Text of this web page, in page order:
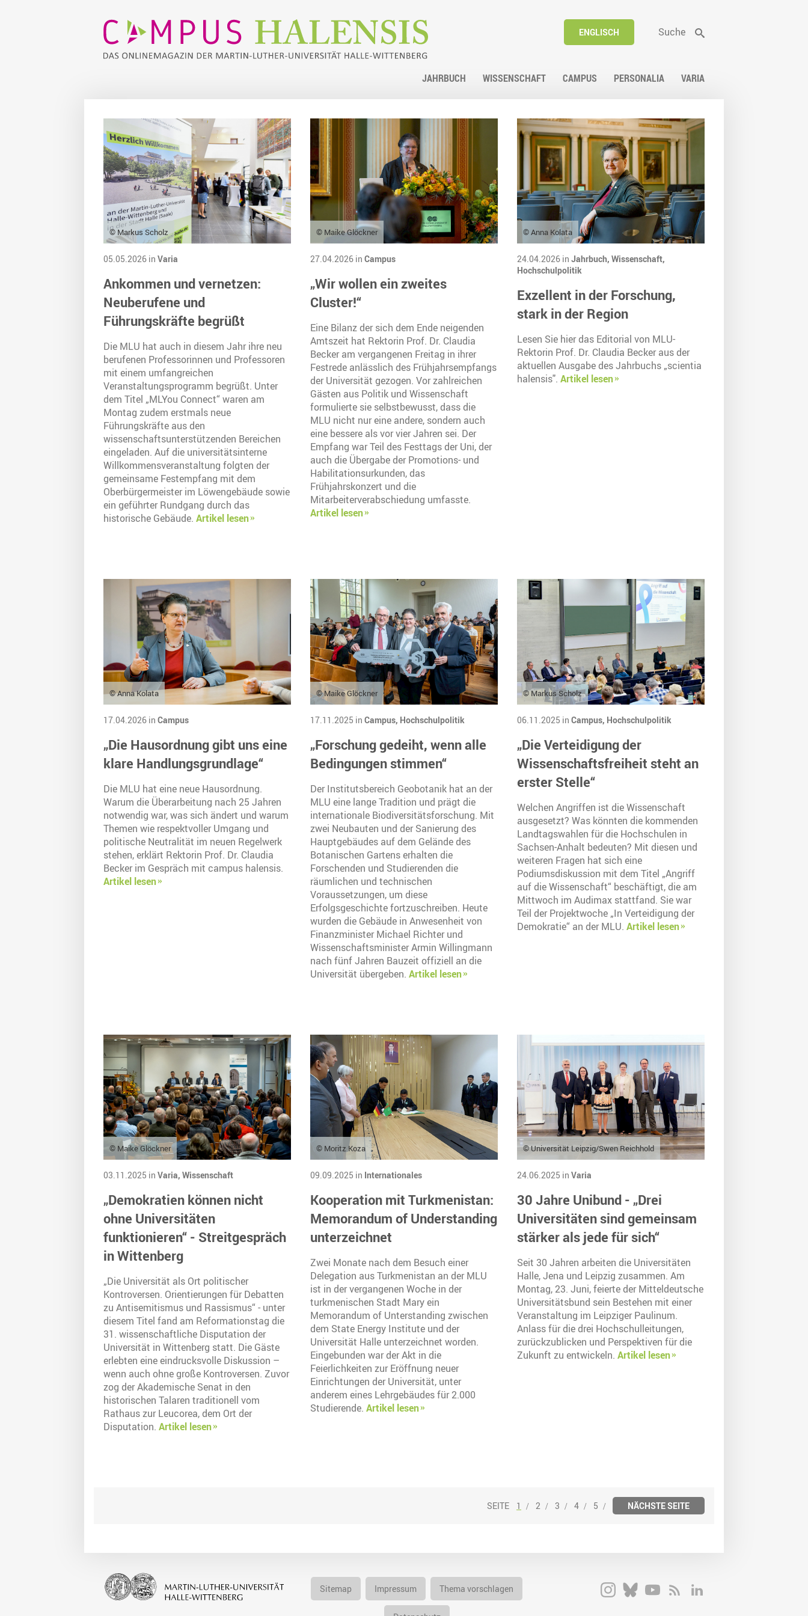
ENGLISCH Suche
JAHRBUCH WISSENSCHAFT CAMPUS PERSONALIA VARIA
© Markus Scholz
05.05.2026 in Varia
Ankommen und vernetzen:
Neuberufene und
Führungskräfte begrüßt
Die MLU hat auch in diesem Jahr ihre neu
berufenen Professorinnen und Professoren
mit einem umfangreichen
Veranstaltungsprogramm begrüßt. Unter
dem Titel „MLYou Connect“ waren am
Montag zudem erstmals neue
Führungskräfte aus den
wissenschaftsunterstützenden Bereichen
eingeladen. Auf die universitätsinterne
Willkommensveranstaltung folgten der
gemeinsame Festempfang mit dem
Oberbürgermeister im Löwengebäude sowie
ein geführter Rundgang durch das
historische Gebäude. Artikel lesen
© Maike Glöckner
27.04.2026 in Campus
„Wir wollen ein zweites
Cluster!“
Eine Bilanz der sich dem Ende neigenden
Amtszeit hat Rektorin Prof. Dr. Claudia
Becker am vergangenen Freitag in ihrer
Festrede anlässlich des Frühjahrsempfangs
der Universität gezogen. Vor zahlreichen
Gästen aus Politik und Wissenschaft
formulierte sie selbstbewusst, dass die
MLU nicht nur eine andere, sondern auch
eine bessere als vor vier Jahren sei. Der
Empfang war Teil des Festtags der Uni, der
auch die Übergabe der Promotions- und
Habilitationsurkunden, das
Frühjahrskonzert und die
Mitarbeiterverabschiedung umfasste.
Artikel lesen
© Anna Kolata
24.04.2026 in Jahrbuch, Wissenschaft,
Hochschulpolitik
Exzellent in der Forschung,
stark in der Region
Lesen Sie hier das Editorial von MLU-
Rektorin Prof. Dr. Claudia Becker aus der
aktuellen Ausgabe des Jahrbuchs „scientia
halensis". Artikel lesen
© Anna Kolata
17.04.2026 in Campus
„Die Hausordnung gibt uns eine
klare Handlungsgrundlage“
Die MLU hat eine neue Hausordnung.
Warum die Überarbeitung nach 25 Jahren
notwendig war, was sich ändert und warum
Themen wie respektvoller Umgang und
politische Neutralität im neuen Regelwerk
stehen, erklärt Rektorin Prof. Dr. Claudia
Becker im Gespräch mit campus halensis.
Artikel lesen
© Maike Glöckner
17.11.2025 in Campus, Hochschulpolitik
„Forschung gedeiht, wenn alle
Bedingungen stimmen“
Der Institutsbereich Geobotanik hat an der
MLU eine lange Tradition und prägt die
internationale Biodiversitätsforschung. Mit
zwei Neubauten und der Sanierung des
Hauptgebäudes auf dem Gelände des
Botanischen Gartens erhalten die
Forschenden und Studierenden die
räumlichen und technischen
Voraussetzungen, um diese
Erfolgsgeschichte fortzuschreiben. Heute
wurden die Gebäude in Anwesenheit von
Finanzminister Michael Richter und
Wissenschaftsminister Armin Willingmann
nach fünf Jahren Bauzeit offiziell an die
Universität übergeben. Artikel lesen
© Markus Scholz
06.11.2025 in Campus, Hochschulpolitik
„Die Verteidigung der
Wissenschaftsfreiheit steht an
erster Stelle“
Welchen Angriffen ist die Wissenschaft
ausgesetzt? Was könnten die kommenden
Landtagswahlen für die Hochschulen in
Sachsen-Anhalt bedeuten? Mit diesen und
weiteren Fragen hat sich eine
Podiumsdiskussion mit dem Titel „Angriff
auf die Wissenschaft“ beschäftigt, die am
Mittwoch im Audimax stattfand. Sie war
Teil der Projektwoche „In Verteidigung der
Demokratie“ an der MLU. Artikel lesen
© Maike Glöckner
03.11.2025 in Varia, Wissenschaft
„Demokratien können nicht
ohne Universitäten
funktionieren“ - Streitgespräch
in Wittenberg
„Die Universität als Ort politischer
Kontroversen. Orientierungen für Debatten
zu Antisemitismus und Rassismus“ - unter
diesem Titel fand am Reformationstag die
31. wissenschaftliche Disputation der
Universität in Wittenberg statt. Die Gäste
erlebten eine eindrucksvolle Diskussion –
wenn auch ohne große Kontroversen. Zuvor
zog der Akademische Senat in den
historischen Talaren traditionell vom
Rathaus zur Leucorea, dem Ort der
Disputation. Artikel lesen
© Moritz Koza
09.09.2025 in Internationales
Kooperation mit Turkmenistan:
Memorandum of Understanding
unterzeichnet
Zwei Monate nach dem Besuch einer
Delegation aus Turkmenistan an der MLU
ist in der vergangenen Woche in der
turkmenischen Stadt Mary ein
Memorandum of Unterstanding zwischen
dem State Energy Institute und der
Universität Halle unterzeichnet worden.
Eingebunden war der Akt in die
Feierlichkeiten zur Eröffnung neuer
Einrichtungen der Universität, unter
anderem eines Lehrgebäudes für 2.000
Studierende. Artikel lesen
© Universität Leipzig/Swen Reichhold
24.06.2025 in Varia
30 Jahre Unibund - „Drei
Universitäten sind gemeinsam
stärker als jede für sich“
Seit 30 Jahren arbeiten die Universitäten
Halle, Jena und Leipzig zusammen. Am
Montag, 23. Juni, feierte der Mitteldeutsche
Universitätsbund sein Bestehen mit einer
Veranstaltung im Leipziger Paulinum.
Anlass für die drei Hochschulleitungen,
zurückzublicken und Perspektiven für die
Zukunft zu entwickeln. Artikel lesen
1 2 3 4 5 NÄCHSTE SEITE
Sitemap Impressum Thema vorschlagen